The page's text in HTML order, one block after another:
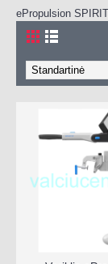
ePropulsion